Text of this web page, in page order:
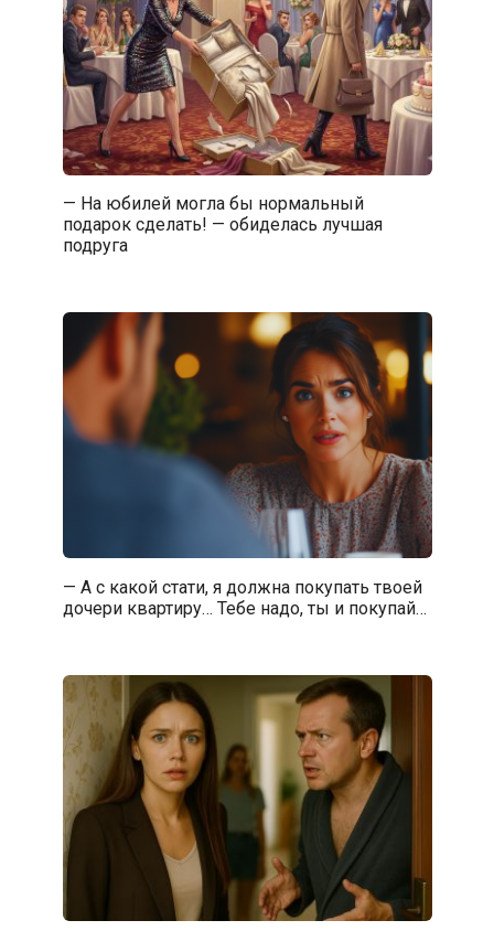
— На юбилей могла бы нормальный
подарок сделать! — обиделась лучшая
подруга
— А с какой стати, я должна покупать твоей
дочери квартиру… Тебе надо, ты и покупай…